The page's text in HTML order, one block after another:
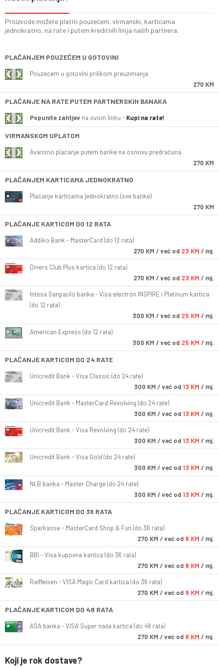
Proizvode možete platiti pouzećem, virmanski, karticama
jednokratno, na rate i putem kreditnih linija naših partnera.
PLAĆANJEM POUZEĆEM U GOTOVINI
Pouzećem u gotovini prilikom preuzimanja
270 KM
PLAĆANJE NA RATE PUTEM PARTNERSKIH BANAKA
Popunite zahtjev na ovom linku - Kupi na rate!
VIRMANSKOM UPLATOM
Avansno plaćanje putem banke na osnovu predračuna
270 KM
PLAĆANJEM KARTICAMA JEDNOKRATNO
Plaćanje karticama jednokratno (sve banke)
270 KM
PLAĆANJE KARTICOM DO 12 RATA
Addiko Bank - MasterCard (do 12 rata)
270 KM / već od 23 KM / mj.
Diners Club Plus kartica (do 12 rata)
270 KM / već od 23 KM / mj.
Intesa Sanpaolo banka - Visa electron INSPIRE i Platinum kartica
(do 12 rata)
300 KM / već od 25 KM / mj.
American Express (do 12 rata)
300 KM / već od 25 KM / mj.
PLAĆANJE KARTICOM DO 24 RATE
Unicredit Bank - Visa Classic (do 24 rate)
300 KM / već od 13 KM / mj.
Unicredit Bank - MasterCard Revolving (do 24 rate)
300 KM / već od 13 KM / mj.
Unicredit Bank - Visa Revolving (do 24 rate)
300 KM / već od 13 KM / mj.
Unicredit Bank - Visa Gold (do 24 rate)
300 KM / već od 13 KM / mj.
NLB banka - Master Charge (do 24 rate)
300 KM / već od 13 KM / mj.
PLAĆANJE KARTICOM DO 36 RATA
Sparkasse - MasterCard Shop & Fun (do 36 rata)
270 KM / već od 8 KM / mj.
BBI - Visa kupovna kartica (do 36 rata)
270 KM / već od 8 KM / mj.
Raiffeisen - VISA Magic Card kartica (do 36 rata)
270 KM / već od 8 KM / mj.
PLAĆANJE KARTICOM DO 48 RATA
ASA banka - VISA Super naša kartica (do 48 rata)
270 KM / već od 6 KM / mj.
Koji je rok dostave?